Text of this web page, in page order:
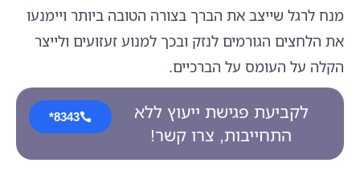
מנח לרגל שייצב את הברך בצורה הטובה ביותר ויימנעו
את הלחצים הגורמים לנזק ובכך למנוע זעזועים ולייצר
הקלה על העומס על הברכיים.
לקביעת פגישת ייעוץ ללא
התחייבות, צרו קשר!
8343*